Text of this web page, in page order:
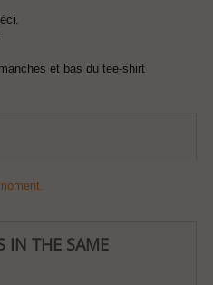
et bas du tee-shirt
IN THE SAME